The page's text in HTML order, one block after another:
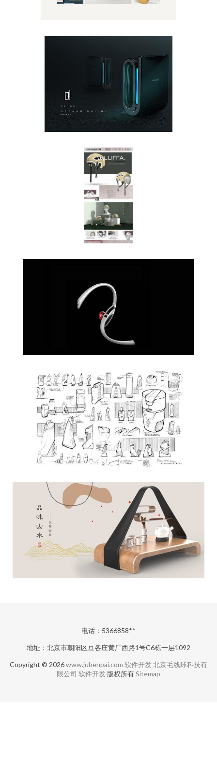
电话：5366858**
地址：北京市朝阳区豆各庄黄厂西路1号C6栋一层1092
Copyright © 2026www.jubenpai.com 软件开发北京毛线球科技有
限公司 软件开发 版权所有Sitemap